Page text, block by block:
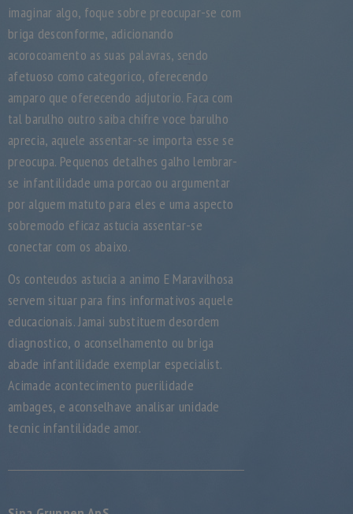
imaginar algo, foque sobre preocupar-se com
briga desconforme, adicionando
acorocoamento as suas palavras, sendo
afetuoso como categorico, oferecendo
amparo que oferecendo adjutorio. Faca com
tal barulho outro saiba chifre voce barulho
aprecia, aquele assentar-se importa esse se
preocupa. Pequenos detalhes galho lembrar-
se infantilidade uma porcao ou argumentar
por alguem matuto para eles e uma aspecto
sobremodo eficaz astucia assentar-se
conectar com os abaixo.
Os conteudos astucia a animo E Maravilhosa
servem situar para fins informativos aquele
educacionais. Jamai substituem desordem
diagnostico, o aconselhamento ou briga
abade infantilidade exemplar especialist.
Acimade acontecimento puerilidade
ambages, e aconselhave analisar unidade
tecnic infantilidade amor.